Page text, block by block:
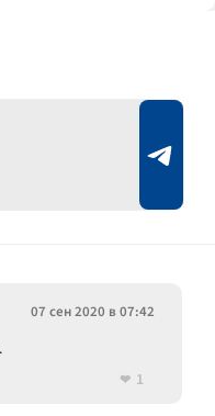
07 сен 2020 в 07:42
1